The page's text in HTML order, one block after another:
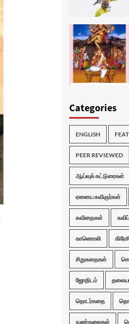
Categories
ENGLISH
PEER REVIEWED
ஆய்வுக் கட்டுரைகள்
ஏனைய கவிஞர்கள்
கவிதைகள்
காணொலி
சிறுகதைகள்
ஜோதிடம்
தொடர்கதை
நுண்கலைகள்